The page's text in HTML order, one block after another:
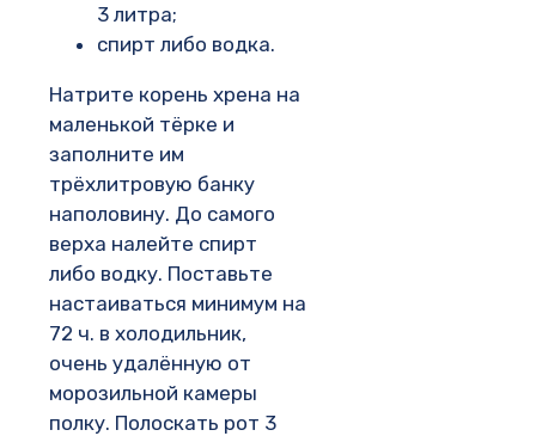
3 литра;
спирт либо водка.
Натрите корень хрена на
маленькой тёрке и
заполните им
трёхлитровую банку
наполовину. До самого
верха налейте спирт
либо водку. Поставьте
настаиваться минимум на
72 ч. в холодильник,
очень удалённую от
морозильной камеры
полку. Полоскать рот 3